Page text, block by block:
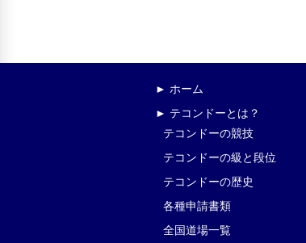
► ホーム
► テコンドーとは？
テコンドーの競技
テコンドーの級と段位
テコンドーの歴史
各種申請書類
全国道場一覧